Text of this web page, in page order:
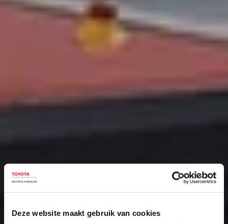
Deze website maakt gebruik van cookies